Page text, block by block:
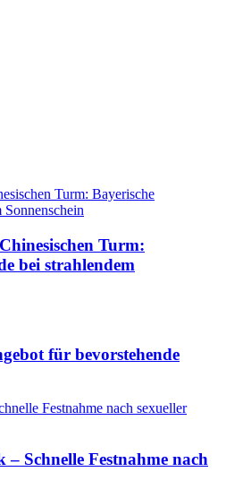
Turm:
bei strahlendem
für bevorstehende
Schnelle Festnahme nach